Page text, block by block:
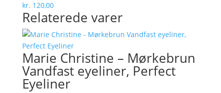
kr. 120,00
Relaterede varer
Marie Christine – Mørkebrun
Vandfast eyeliner, Perfect
Eyeliner